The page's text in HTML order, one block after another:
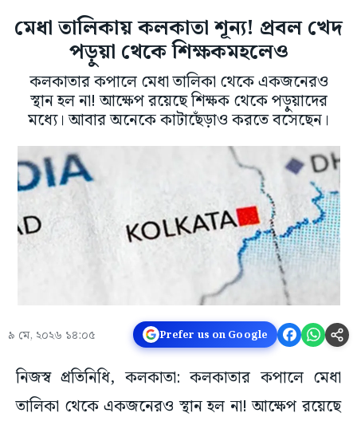
মেধা তালিকায় কলকাতা শূন্য! প্রবল খেদ
পড়ুয়া থেকে শিক্ষকমহলেও
কলকাতার কপালে মেধা তালিকা থেকে একজনেরও
স্থান হল না! আক্ষেপ রয়েছে শিক্ষক থেকে পড়ুয়াদের
মধ্যে। আবার অনেকে কাটাছেঁড়াও করতে বসেছেন।
৯ মে, ২০২৬ ১৪:০৫ Prefer us on Google
নিজস্ব প্রতিনিধি, কলকাতা: কলকাতার কপালে মেধা
তালিকা থেকে একজনেরও স্থান হল না! আক্ষেপ রয়েছে